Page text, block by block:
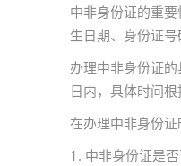
中非身份证的重
生日期、身份证
办理中非身份证
日内，具体时间根
在办理中非身份证
1. 中非身份证是